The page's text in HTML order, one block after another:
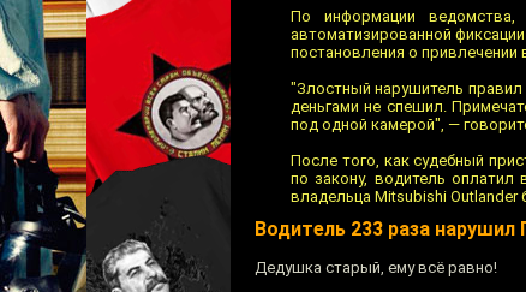
По информации
автоматизированной
постановления о привлечении
"Злостный нарушитель
деньгами не спешил.
под одной камерой", —
После того, как судебный
по закону, водитель
владельца Мitsubishi Outlander
Водитель 233 раза
Дедушка старый, ему всё равно!